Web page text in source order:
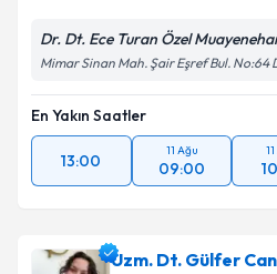
Dr. Dt. Ece Turan Özel
Mimar Sinan Mah. Şair Eşref Bul. No:64
En Yakın Saatler
13:00
11 Ağu
09:00
Uzm. Dt. Gülfer